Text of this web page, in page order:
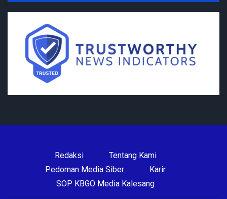
Redaksi
Tentang Kami
Pedoman Media Siber
Karir
SOP KBGO Media Kalesang